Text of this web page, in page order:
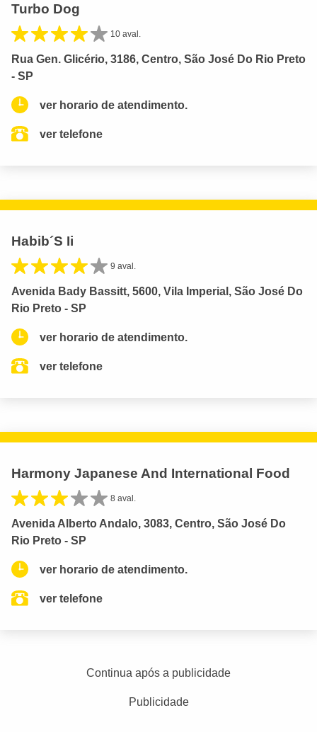
Turbo Dog
10 aval.
Rua Gen. Glicério, 3186, Centro, São José Do Rio Preto
- SP
ver horario de atendimento.
ver telefone
Habib´S Ii
9 aval.
Avenida Bady Bassitt, 5600, Vila Imperial, São José Do
Rio Preto - SP
ver horario de atendimento.
ver telefone
Harmony Japanese And International Food
8 aval.
Avenida Alberto Andalo, 3083, Centro, São José Do
Rio Preto - SP
ver horario de atendimento.
ver telefone
Continua após a publicidade
Publicidade